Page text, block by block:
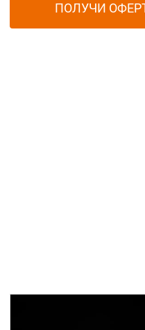
ПОЛУЧИ